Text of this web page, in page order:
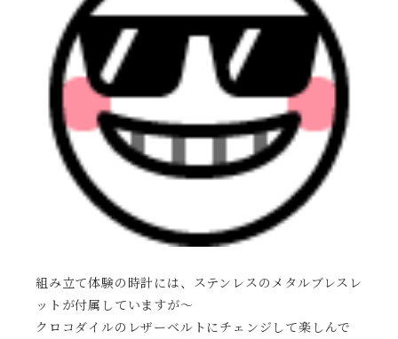
組み立て体験の時計には、ステンレスのメタルブレスレ
ットが付属していますが〜
クロコダイルのレザーベルトにチェンジして楽しんで